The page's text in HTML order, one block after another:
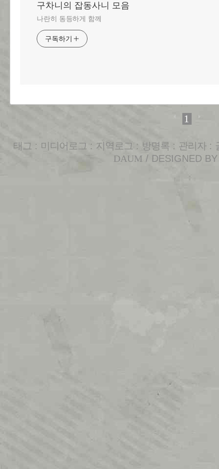
구차니의 잡동사니 모음
나란히 동등하게 함께
구독하기
1
태그 : 미디어로그 : 지역로그 : 방명록 : 관리자 :
DAUM / DESIGNED